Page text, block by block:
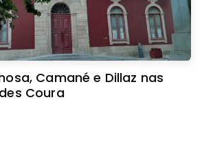
Camané e Dillaz nas
Coura